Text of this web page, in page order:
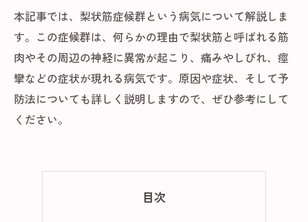
本記事では、梨状筋症候群という病気について解説しま
す。この症候群は、何らかの理由で梨状筋と呼ばれる筋
肉やその周辺の神経に異常が起こり、痛みやしびれ、痙
攣などの症状が現れる病気です。原因や症状、そして予
防法についても詳しく説明しますので、ぜひ参考にして
ください。
目次